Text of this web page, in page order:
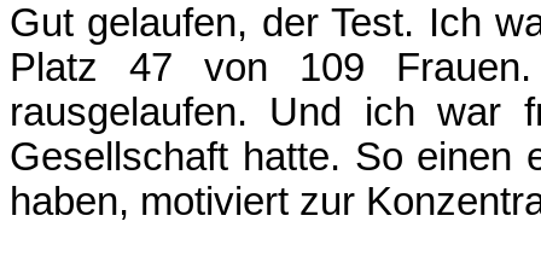
Gut gelaufen, der Test. Ich
Platz 47 von 109
rausgelaufen. Und ich war
Gesellschaft hatte. So einen
haben, motiviert zur